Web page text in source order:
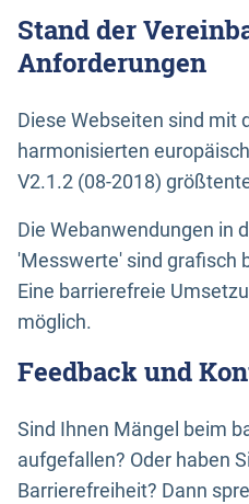
Stand der
Anforderungen
Diese Webseiten sind mit
harmonisierten
V2.1.2 (08-2018)
Die Webanwendungen in
'Messwerte' sind grafisch
Eine barrierefreie
möglich.
Feedback und
Sind Ihnen Mängel beim
aufgefallen? Oder haben
Barrierefreiheit? Dann